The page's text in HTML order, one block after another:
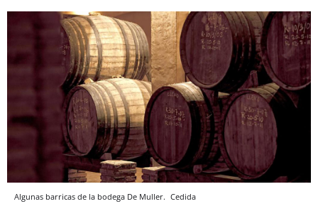
Algunas barricas de la bodega De Muller. Cedida